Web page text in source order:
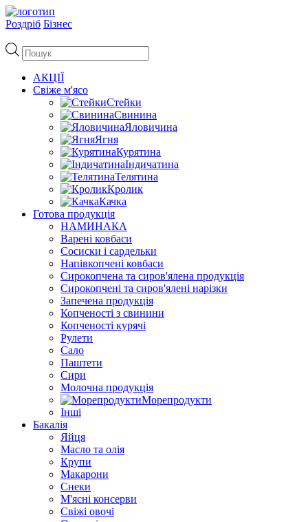
Роздріб Бізнес
Пошук
товарів
АКЦІЇ
Свіже м'ясо
Стейки
Свинина
Яловичина
Ягня
Курятина
Індичатина
Телятина
Кролик
Качка
Готова продукція
НАМИНАКА
Варені ковбаси
Сосиски і сардельки
Напівкопчені ковбаси
Сирокопчена та сиров'ялена продукція
Сирокопчені та сиров'ялені нарізки
Запечена продукція
Копченості з свинини
Копченості курячі
Рулети
Сало
Паштети
Сири
Молочна продукція
Морепродукти
Інші
Бакалія
Яйця
Масло та олія
Крупи
Макарони
Снеки
М'ясні консерви
Свіжі овочі